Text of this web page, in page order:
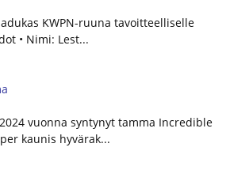
KWPN-ruuna tavoitteelliselle
• Nimi: Lest...
vuonna syntynyt tamma Incredible
kaunis hyvärak...